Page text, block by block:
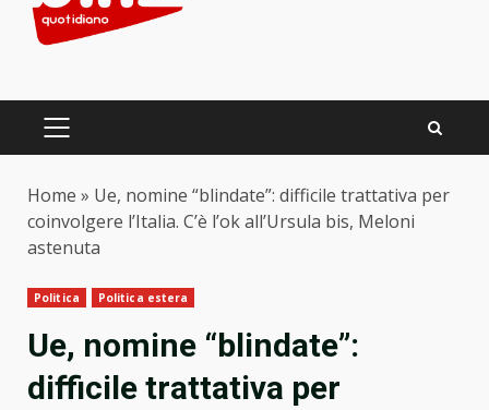
PRIMARY
Home » Ue, nomine “blindate”: difficile trattativa per
coinvolgere l’Italia. C’è l’ok all’Ursula bis, Meloni
astenuta
Politica Politica estera
Ue, nomine “blindate”:
difficile trattativa per